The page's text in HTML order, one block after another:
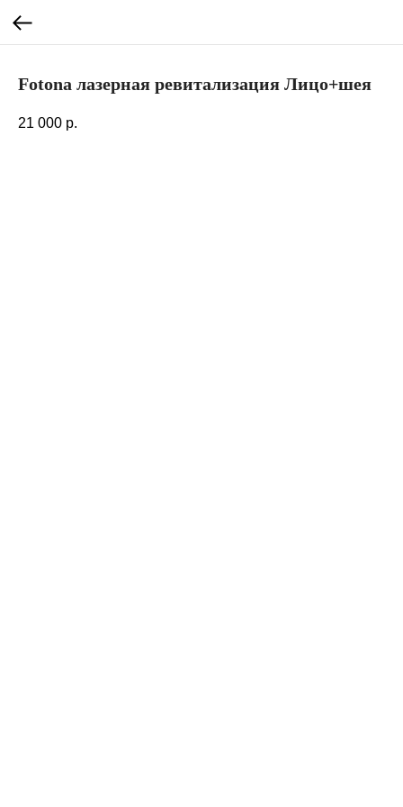
Fotona лазерная ревитализация Лицо+шея
21 000 р.